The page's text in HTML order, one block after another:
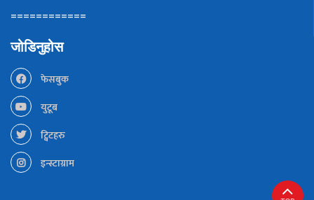
============
जोडिनुहोस
फेसबुक
युटूब
ट्विटहरु
इन्स्टाग्राम